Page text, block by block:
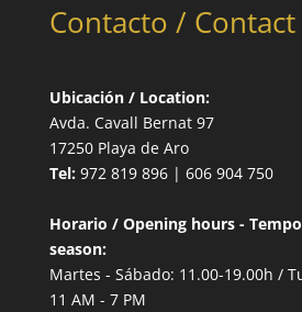
Contacto / Contact
Ubicación / Location:
Avda. Cavall Bernat 97
17250 Playa de Aro
Tel:972 819 896 | 606 904 750
Horario / Opening hours -
season:
Martes - Sábado: 11.00-19.00h /
11 AM - 7 PM